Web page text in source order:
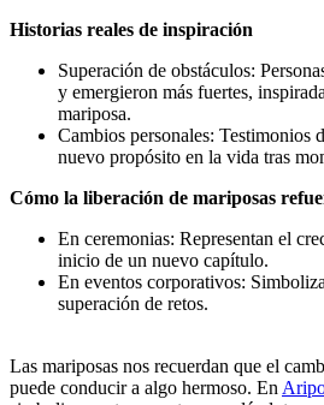
Historias reales de inspiración
Superación de obstáculos:
y emergieron más fuertes,
mariposa.
Cambios personales: Testimonios
nuevo propósito en la vida tras
Cómo la liberación de mariposas
En ceremonias: Representan el
inicio de un nuevo capítulo.
En eventos corporativos:
superación de retos.
Las mariposas nos recuerdan que el
puede conducir a algo hermoso. En